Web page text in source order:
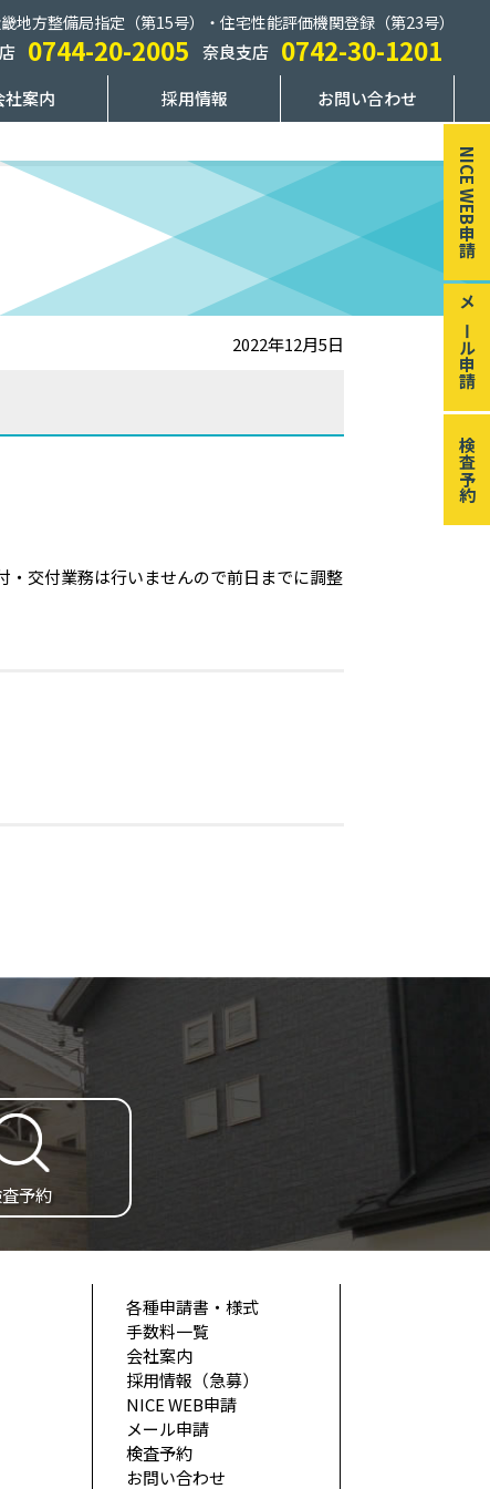
地方整備局指定（第15号）・住宅性能評価機関登録（第23号）
0744-20-2005 奈良支店 0742-30-1201
NICE WEB申請
メール申請
検査予約
社案内 採用情報
お問い合わせ
2022年12月5日
交付業務は行いませんので前日までに調整
予約
各種申請書・様式
手数料一覧
会社案内
採用情報（急募）
NICE WEB申請
メール申請
検査予約
お問い合わせ